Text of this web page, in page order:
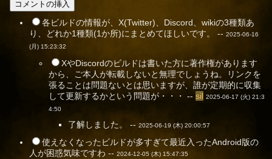
各ビルドの情報が、X(Twitter)、Discord、wikiの3種類あ
り、どれか1種類(1か所)にまとめてほしいです。 --2025-06-16
(月) 15:23:32
XやDiscordのビルドは書いた方に著作権があります
から、ご本人が転載しないと無理でしょうね。リンクを
張ることは問題ないとは思いますが、誰が定期的に収集
して更新するかという問題が・・・ --sil 2025-06-17 (火) 21:3
4:50
了解しました。 --2025-06-19 (木) 20:00:57
使えなくなったビルドが多すぎて最近入ったAndroid版の
人が困惑気味ですわ --2024-12-05 (木) 15:47:35